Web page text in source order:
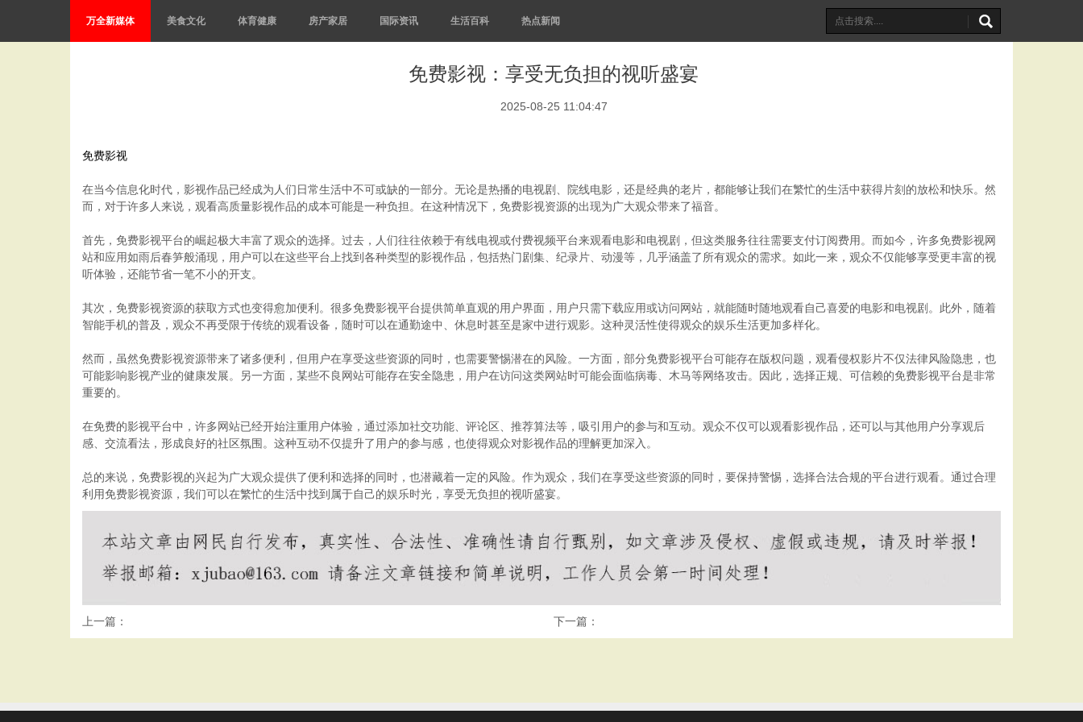
万全新媒体 美食文化 体育健康 房产家居 国际资讯 生活百科 热点新闻
免费影视：享受无负担的视听盛宴
2025-08-25 11:04:47
免费影视
在当今信息化时代，影视作品已经成为人们日常生活中不可或缺的一部分。无论是热播的电视剧、院线电影，还是经典的老片，都能够让我们在繁忙的生活中获得片刻的放松和快乐。然
而，对于许多人来说，观看高质量影视作品的成本可能是一种负担。在这种情况下，免费影视资源的出现为广大观众带来了福音。
首先，免费影视平台的崛起极大丰富了观众的选择。过去，人们往往依赖于有线电视或付费视频平台来观看电影和电视剧，但这类服务往往需要支付订阅费用。而如今，许多免费影视网
站和应用如雨后春笋般涌现，用户可以在这些平台上找到各种类型的影视作品，包括热门剧集、纪录片、动漫等，几乎涵盖了所有观众的需求。如此一来，观众不仅能够享受更丰富的视
听体验，还能节省一笔不小的开支。
其次，免费影视资源的获取方式也变得愈加便利。很多免费影视平台提供简单直观的用户界面，用户只需下载应用或访问网站，就能随时随地观看自己喜爱的电影和电视剧。此外，随着
智能手机的普及，观众不再受限于传统的观看设备，随时可以在通勤途中、休息时甚至是家中进行观影。这种灵活性使得观众的娱乐生活更加多样化。
然而，虽然免费影视资源带来了诸多便利，但用户在享受这些资源的同时，也需要警惕潜在的风险。一方面，部分免费影视平台可能存在版权问题，观看侵权影片不仅法律风险隐患，也
可能影响影视产业的健康发展。另一方面，某些不良网站可能存在安全隐患，用户在访问这类网站时可能会面临病毒、木马等网络攻击。因此，选择正规、可信赖的免费影视平台是非常
重要的。
在免费的影视平台中，许多网站已经开始注重用户体验，通过添加社交功能、评论区、推荐算法等，吸引用户的参与和互动。观众不仅可以观看影视作品，还可以与其他用户分享观后
感、交流看法，形成良好的社区氛围。这种互动不仅提升了用户的参与感，也使得观众对影视作品的理解更加深入。
总的来说，免费影视的兴起为广大观众提供了便利和选择的同时，也潜藏着一定的风险。作为观众，我们在享受这些资源的同时，要保持警惕，选择合法合规的平台进行观看。通过合理
利用免费影视资源，我们可以在繁忙的生活中找到属于自己的娱乐时光，享受无负担的视听盛宴。
上一篇： 下一篇：